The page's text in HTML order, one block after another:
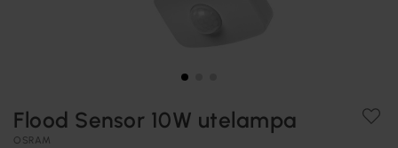
Flood Sensor 10W utelampa
OSRAM